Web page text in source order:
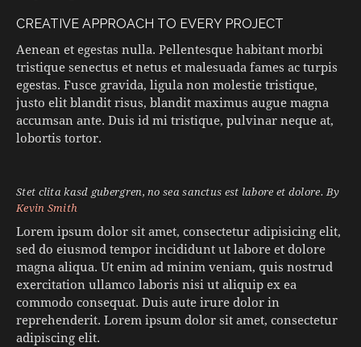
CREATIVE APPROACH TO EVERY PROJECT
Aenean et egestas nulla. Pellentesque habitant morbi
tristique senectus et netus et malesuada fames ac turpis
egestas. Fusce gravida, ligula non molestie tristique,
justo elit blandit risus, blandit maximus augue magna
accumsan ante. Duis id mi tristique, pulvinar neque at,
lobortis tortor.
Stet clita kasd gubergren, no sea sanctus est labore et dolore. By
Kevin Smith
Lorem ipsum dolor sit amet, consectetur adipisicing elit,
sed do eiusmod tempor incididunt ut labore et dolore
magna aliqua. Ut enim ad minim veniam, quis nostrud
exercitation ullamco laboris nisi ut aliquip ex ea
commodo consequat. Duis aute irure dolor in
reprehenderit. Lorem ipsum dolor sit amet, consectetur
adipiscing elit.